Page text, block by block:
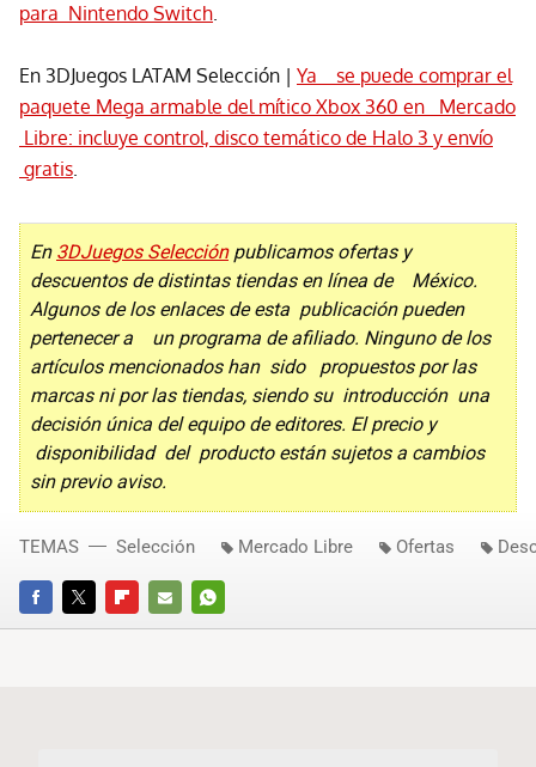
para Nintendo Switch.
En 3DJuegos LATAM Selección | Ya se puede comprar el
paquete Mega armable del mítico Xbox 360 en Mercado
Libre: incluye control, disco temático de Halo 3 y envío
gratis.
En 3DJuegos Selecciónpublicamos ofertas y
descuentos de distintas tiendas en línea de México.
Algunos de los enlaces de esta publicación pueden
pertenecer a un programa de afiliado. Ninguno de los
artículos mencionados han sido propuestos por las
marcas ni por las tiendas, siendo su introducción una
decisión única del equipo de editores. El precio y
disponibilidad del producto están sujetos a cambios
sin previo aviso.
FACEBOOKTWITTERFLIPBOARD
E-
WHATSAPP
TEMAS Selección Mercado Libre Ofertas